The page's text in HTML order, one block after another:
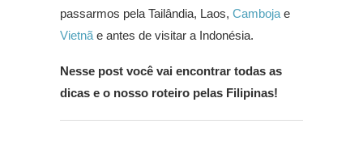
passarmos pela Tailândia, Laos, Camboja e
Vietnã e antes de visitar a Indonésia.
Nesse post você vai encontrar todas as
dicas e o nosso roteiro pelas Filipinas!